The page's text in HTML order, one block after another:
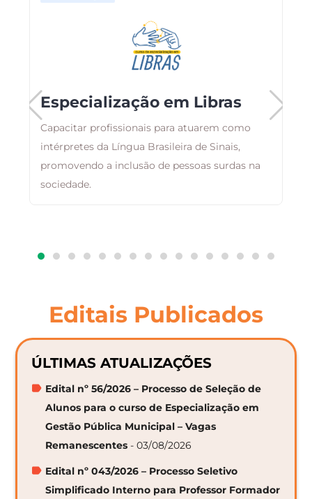
Especialização em Libras
Capacitar profissionais para atuarem como
intérpretes da Língua Brasileira de Sinais,
promovendo a inclusão de pessoas surdas na
sociedade.
Editais Publicados
ÚLTIMAS ATUALIZAÇÕES
Edital nº 56/2026 – Processo de Seleção de
Alunos para o curso de Especialização em
Gestão Pública Municipal – Vagas
Remanescentes - 03/08/2026
Edital nº 043/2026 – Processo Seletivo
Simplificado Interno para Professor Formador